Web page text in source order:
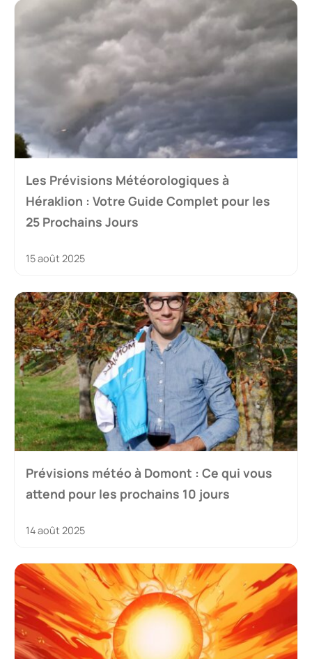
Les Prévisions Météorologiques à
Héraklion : Votre Guide Complet pour les
25 Prochains Jours
15 août 2025
Prévisions météo à Domont : Ce qui vous
attend pour les prochains 10 jours
14 août 2025